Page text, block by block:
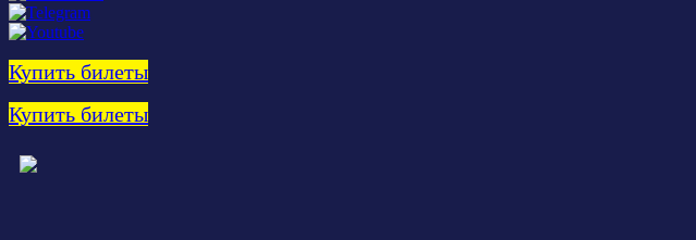
Купить билеты
Купить билеты